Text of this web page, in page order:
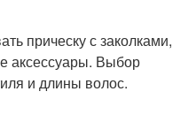
прическу с заколками,
аксессуары. Выбор
и длины волос.